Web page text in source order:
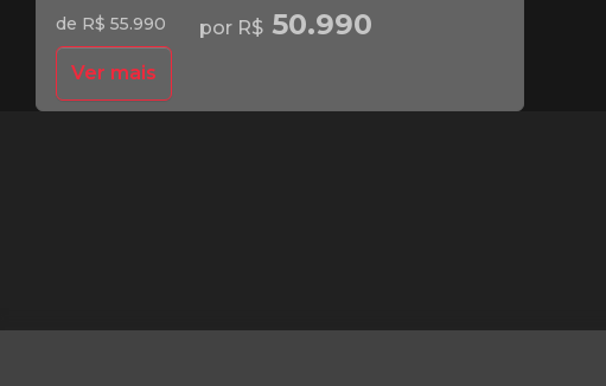
de R$ 55.990 por R$ 50.990
Ver mais